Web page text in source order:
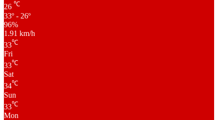
26 ℃
33º - 26º
96%
1.91 km/h
33℃
Fri
33℃
Sat
34℃
Sun
33℃
Mon